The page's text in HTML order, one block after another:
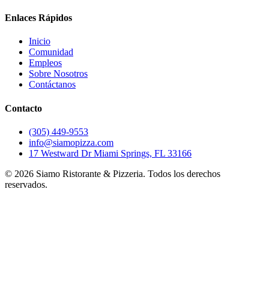
Enlaces Rápidos
Inicio
Comunidad
Empleos
Sobre Nosotros
Contáctanos
Contacto
(305) 449-9553
info@siamopizza.com
17 Westward Dr Miami Springs, FL 33166
© 2026 Siamo Ristorante & Pizzeria. Todos los derechos
reservados.